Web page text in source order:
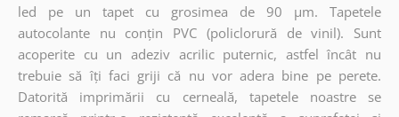
led pe un tapet cu grosimea de 90 µm. Tapetele
autocolante nu conțin PVC (policlorură de vinil). Sunt
acoperite cu un adeziv acrilic puternic, astfel încât nu
trebuie să îți faci griji că nu vor adera bine pe perete.
Datorită imprimării cu cerneală, tapetele noastre se